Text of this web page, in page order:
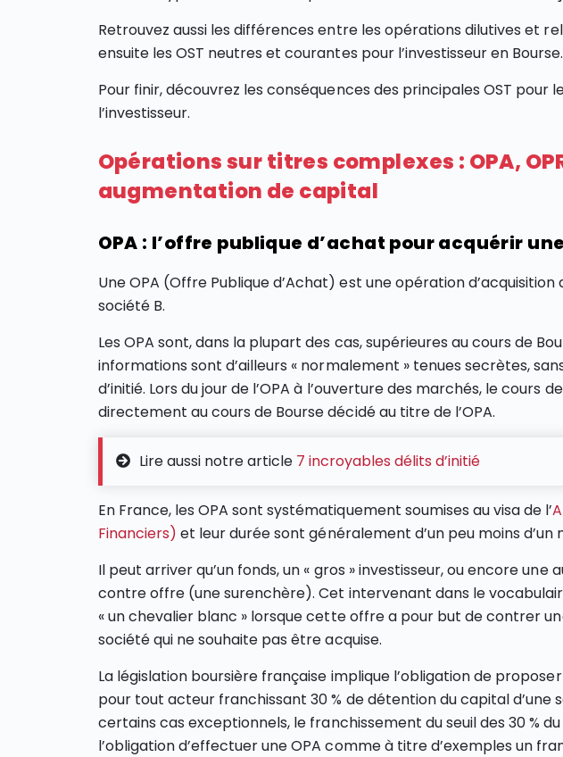
Retrouvez aussi les différences entre les opérations dilutives et
ensuite les OST neutres et courantes pour l’investisseur en Bourse.
Pour finir, découvrez les conséquences des principales OST pour
l’investisseur.
Opérations sur titres complexes : OPA,
augmentation de capital
OPA : l’offre publique d’achat pour acquérir
Une OPA (Offre Publique d’Achat) est une opération d’acquisition
société B.
Les OPA sont, dans la plupart des cas, supérieures au cours de
informations sont d’ailleurs « normalement » tenues secrètes,
d’initié. Lors du jour de l’OPA à l’ouverture des marchés, le cours
directement au cours de Bourse décidé au titre de l’OPA.
Lire aussi notre article 7 incroyables délits d’initié
En France, les OPA sont systématiquement soumises au visa de l’
Financiers) et leur durée sont généralement d’un peu moins
Il peut arriver qu’un fonds, un « gros » investisseur, ou encore
contre offre (une surenchère). Cet intervenant dans le
« un chevalier blanc » lorsque cette offre a pour but de contrer
société qui ne souhaite pas être acquise.
La législation boursière française implique l’obligation de
pour tout acteur franchissant 30 % de détention du capital d’une
certains cas exceptionnels, le franchissement du seuil des 30 %
l’obligation d’effectuer une OPA comme à titre d’exemples un